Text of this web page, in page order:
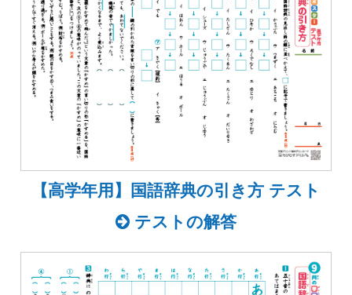
【高学年用】国語辞典の引き方 テスト
テストの解答